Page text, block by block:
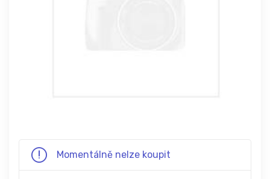
Momentálně nelze koupit